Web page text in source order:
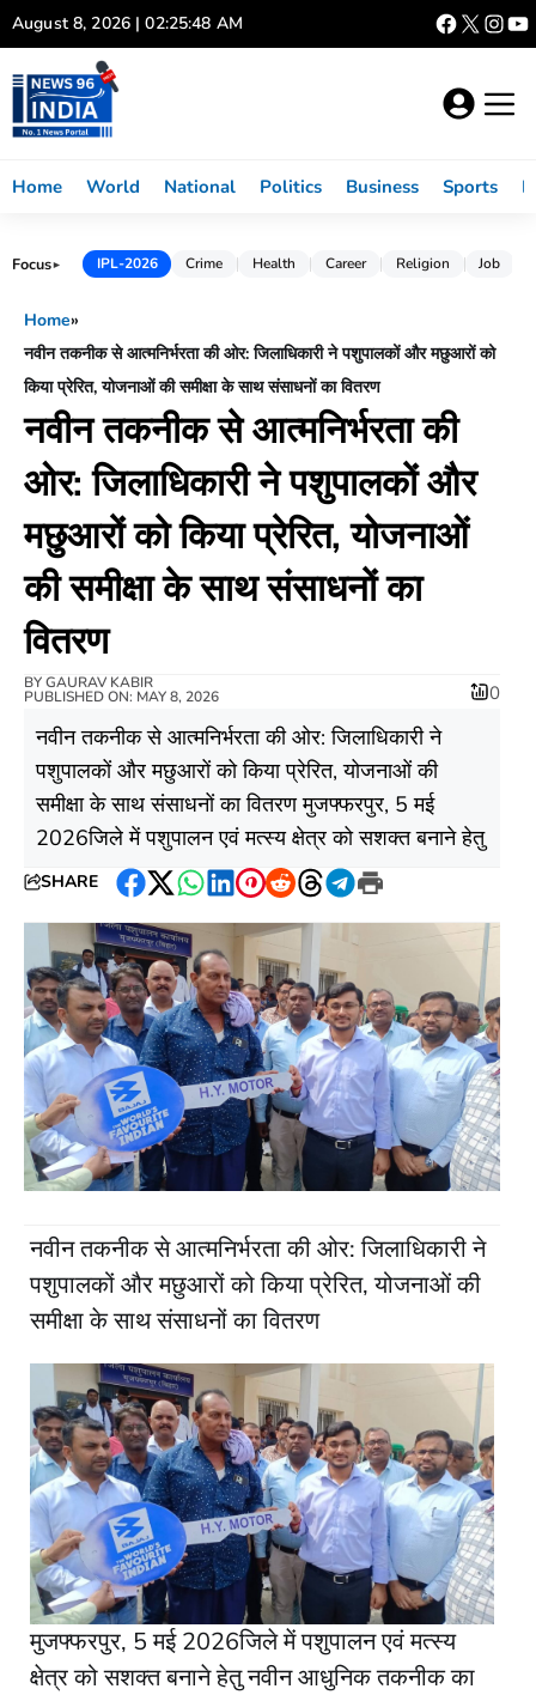
Skip
to
content
August 8, 2026 | 02:25:49 AM
Home World National Politics Business Sports
Focus► IPL-2026 Crime Health Career Religion Job
Home»
नवीन तकनीक से आत्मनिर्भरता की ओर: जिलाधिकारी ने पशुपालकों और मछुआरों को
किया प्रेरित, योजनाओं की समीक्षा के साथ संसाधनों का वितरण
नवीन तकनीक से आत्मनिर्भरता की
ओर: जिलाधिकारी ने पशुपालकों और
मछुआरों को किया प्रेरित, योजनाओं
की समीक्षा के साथ संसाधनों का
वितरण
BYGAURAV KABIR
PUBLISHED ON: MAY 8, 2026 0
नवीन तकनीक से आत्मनिर्भरता की ओर: जिलाधिकारी ने
पशुपालकों और मछुआरों को किया प्रेरित, योजनाओं की
समीक्षा के साथ संसाधनों का वितरण मुजफ्फरपुर, 5 मई
2026जिले में पशुपालन एवं मत्स्य क्षेत्र को सशक्त बनाने हेतु
SHARE
Facebook
Twitter
WhatsApp
LinkedIn
Pinterest
RedditThreads
Telegram
Print
नवीन तकनीक से आत्मनिर्भरता की ओर: जिलाधिकारी ने
पशुपालकों और मछुआरों को किया प्रेरित, योजनाओं की
समीक्षा के साथ संसाधनों का वितरण
मुजफ्फरपुर, 5 मई 2026जिले में पशुपालन एवं मत्स्य
क्षेत्र को सशक्त बनाने हेतु नवीन आधुनिक तकनीक का